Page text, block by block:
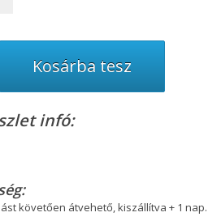
infó:
követően átvehető, kiszállítva + 1 nap.